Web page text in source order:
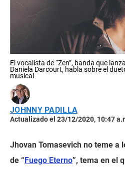
El vocalista de “Zen”, banda que
Daniela Darcourt, habla sobre el
musical
JOHNNY PADILLA
Actualizado el 23/12/2020, 10:47
Jhovan Tomasevich no teme a
de “ Fuego Eterno”, tema en el